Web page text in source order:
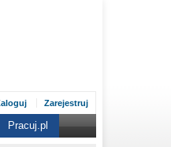
Zarejestruj
Pracuj.pl